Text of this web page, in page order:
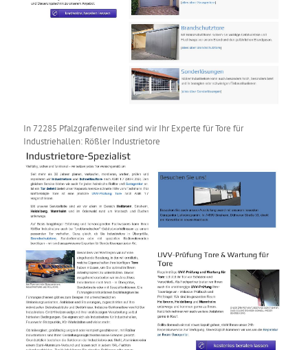
In 72285 Pfalzgrafenweiler sind wir Ihr Experte für Tore für
Industriehallen: Rößler Industrietore